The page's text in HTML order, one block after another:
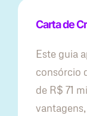
Carta de
Este guia
consórcio
de R$ 71